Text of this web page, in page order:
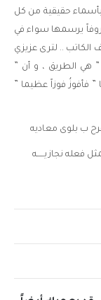
حقيقية من كل
يرسمها سواء في
الكاتب .. لترى عزيزي
هي الطريق ، و أن ”
فأفوزُ فوزاً عظيما ”
ب بلوى معاديه
نجازيـــــه